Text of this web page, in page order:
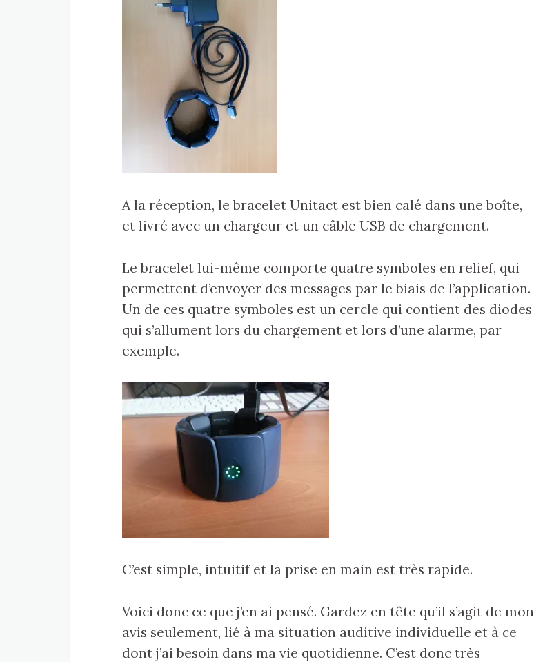
A la réception, le bracelet Unitact est bien calé dans une boîte,
et livré avec un chargeur et un câble USB de chargement.
Le bracelet lui-même comporte quatre symboles en relief, qui
permettent d’envoyer des messages par le biais de l’application.
Un de ces quatre symboles est un cercle qui contient des diodes
qui s’allument lors du chargement et lors d’une alarme, par
exemple.
C’est simple, intuitif et la prise en main est très rapide.
Voici donc ce que j’en ai pensé. Gardez en tête qu’il s’agit de mon
avis seulement, lié à ma situation auditive individuelle et à ce
dont j’ai besoin dans ma vie quotidienne. C’est donc très